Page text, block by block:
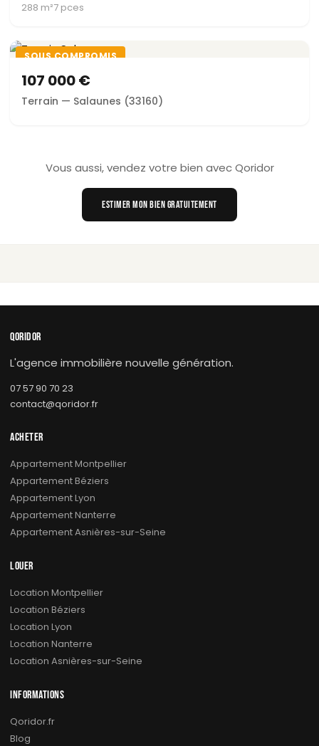
288 m²7 pces
SOUS COMPROMIS
107 000 €
Terrain — Salaunes (33160)
Vous aussi, vendez votre bien avec Qoridor
ESTIMER MON BIEN GRATUITEMENT
QORIDOR
L'agence immobilière nouvelle génération.
07 57 90 70 23
contact@qoridor.fr
ACHETER
Appartement Montpellier
Appartement Béziers
Appartement Lyon
Appartement Nanterre
Appartement Asnières-sur-Seine
LOUER
Location Montpellier
Location Béziers
Location Lyon
Location Nanterre
Location Asnières-sur-Seine
INFORMATIONS
Qoridor.fr
Blog